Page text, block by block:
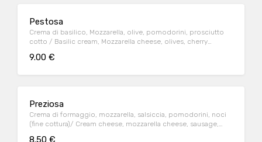
Pestosa
Crema di basilico, Mozzarella, olive, pomodorini, prosciutto
cotto / Basilic cream, Mozzarella cheese, olives, cherry
9.00 €
Preziosa
Crema di formaggio, mozzarella, salsiccia, pomodorini, noci
(fine cottura)/ Cream cheese, mozzarella cheese, sausage,
8.50 €